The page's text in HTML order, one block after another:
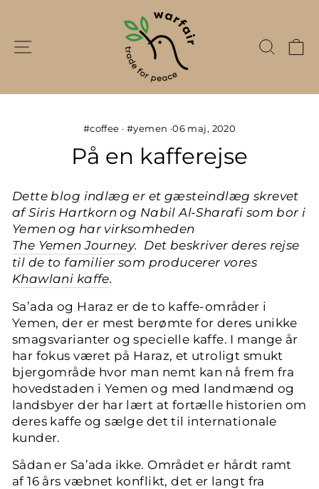
indhold
Webstedsnavigation Søg
#coffee · #yemen ·06 maj, 2020
På en kafferejse
Dette blog indlæg er et gæsteindlæg skrevet
af Siris Hartkorn og Nabil Al-Sharafi som bor i
Yemen og har virksomheden
The Yemen Journey. Det beskriver deres rejse
til de to familier som producerer vores
Khawlani kaffe.
Sa’ada og Haraz er de to kaffe-områder i
Yemen, der er mest berømte for deres unikke
smagsvarianter og specielle kaffe. I mange år
har fokus været på Haraz, et utroligt smukt
bjergområde hvor man nemt kan nå frem fra
hovedstaden i Yemen og med landmænd og
landsbyer der har lært at fortælle historien om
deres kaffe og sælge det til internationale
kunder.
Sådan er Sa’ada ikke. Området er hårdt ramt
af 16 års væbnet konflikt, det er langt fra